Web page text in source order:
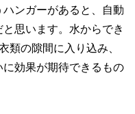
ンガーがあると、自動
思います。水からでき
類の隙間に入り込み、
に効果が期待できるもの